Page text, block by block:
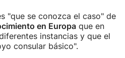
"que se conozca el caso" de
en Europaque en
instancias y que el
consular básico".